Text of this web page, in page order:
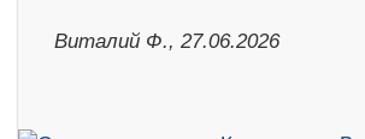
Виталий Ф., 27.06.2026